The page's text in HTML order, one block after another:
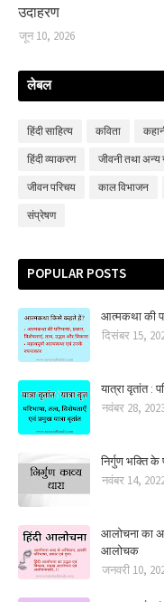
उदाहरण
जून 10, 2026
लेबल
हिंदी साहित्‍य कविता
हिंदी व्‍याकरण जीवनी तथा अन्य
जीवन परिचय काल विभाजन
संप्रेषण
POPULAR POSTS
आत्मकथा की
दिसंबर 15,
यात्रा वृतांत :
नवंबर 28,
निर्गुण भक्ति
नवंबर 14,
आलोचना का
आलोचक
जनवरी 10,